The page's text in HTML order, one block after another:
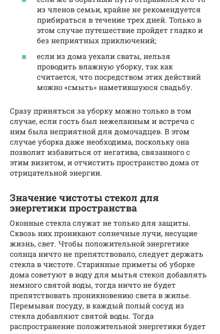
из членов семьи, крайне не рекомендуется
прибираться в течение трех дней. Только в
этом случае путешествие пройдет гладко и
без неприятных приключений;
если из дома уехали сваты, нельзя
проводить влажную уборку, так как
считается, что посредством этих действий
можно «смыть» наметившуюся свадьбу.
Сразу приняться за уборку можно только в том
случае, если гость был нежеланным и встреча с
ним была неприятной для домочадцев. В этом
случае уборка даже необходима, поскольку она
позволит избавиться от негатива, связанного с
этим визитом, и отчистить пространство дома от
отрицательной энергии.
Значение чистоты стекол для
энергетики пространства
Оконные стекла служат не только для защиты.
Сквозь них проникают солнечные лучи, несущие
жизнь, свет. Чтобы положительной энергетике
солнца ничто не препятствовало, следует держать
стекла в чистоте. Старинные приметы об уборке
дома советуют в воду для мытья стекол добавлять
немного святой воды, тогда ничто не будет
препятствовать проникновению света в жилье.
Перемывая посуду, в каждый полый сосуд из
стекла добавляют святой воды. Тогда
распространение положительной энергетики будет